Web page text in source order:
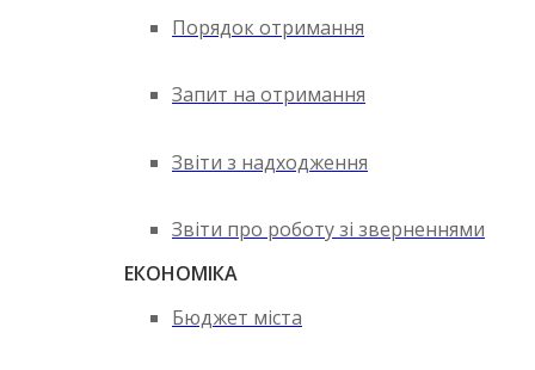
Порядок отримання
Запит на отримання
Звіти з надходження
Звіти про роботу зі зверненнями
ЕКОНОМІКА
Бюджет міста